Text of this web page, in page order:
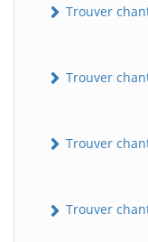
Trouver
Trouver
Trouver
Trouver
Assistant en